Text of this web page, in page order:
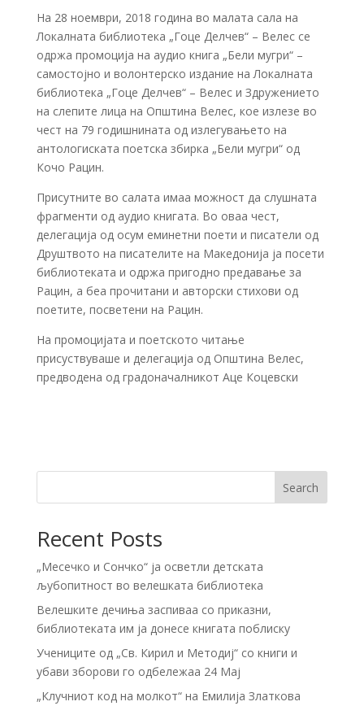
На 28 ноември, 2018 година во малата сала на
Локалната библиотека „Гоце Делчев“ – Велес се
одржа промоција на аудио книга „Бели мугри“ –
самостојно и волонтерско издание на Локалната
библиотека „Гоце Делчев“ – Велес и Здружението
на слепите лица на Општина Велес, кое излезе во
чест на 79 годишнината од излегувањето на
антологиската поетска збирка „Бели мугри“ од
Кочо Рацин.
Присутните во салата имаа можност да слушната
фрагменти од аудио книгата. Во оваа чест,
делегација од осум еминетни поети и писатели од
Друштвото на писателите на Македонија ја посети
библиотеката и одржа пригодно предавање за
Рацин, а беа прочитани и авторски стихови од
поетите, посветени на Рацин.
На промоцијата и поетското читање
присуствуваше и делегација од Општина Велес,
предводена од градоначалникот Аце Коцевски
Search
Recent Posts
„Месечко и Сончко“ ја осветли детската
љубопитност во велешката библиотека
Велешките дечиња заспиваа со приказни,
библиотеката им ја донесе книгата поблиску
Учениците од „Св. Кирил и Методиј“ со книги и
убави зборови го одбележаа 24 Мај
„Клучниот код на молкот“ на Емилија Златкова